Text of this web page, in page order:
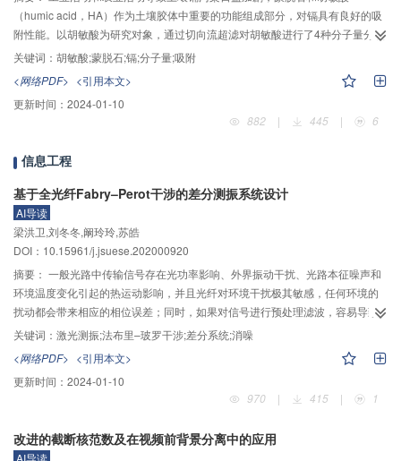
（humic acid，HA）作为土壤胶体中重要的功能组成部分，对镉具有良好的吸
附性能。以胡敏酸为研究对象，通过切向流超滤对胡敏酸进行了4种分子量分级
（<10 kDa，HA1；10～50 kDa，HA2；50～100 kDa，HA3；>100 kDa，
HA4），结合傅里叶变换红外光谱分析（FTIR）、元素测定、官能团滴定等表
征分析，研究不同分子量胡敏酸对蒙脱石吸附镉的影响及作用机制。研究结果
表明：随着胡敏酸分子量的增加，胡敏酸所含的羟基和羧基量减少而酚羟基和
甲基的含量增加，芳香度变大，疏水性增强，pH值逐渐增大。三元体系中蒙脱
50 mg/L时，HA、HA1、HA2、HA3、HA4与蒙脱石的复合体系对镉的吸附量
分别为1.99、2.11、2.46、4.12、4.88 mg/g；各分子量胡敏酸作用下体系吸附
的镉均以可还原态为主。胡敏酸分子量越小，越容易竞争吸附蒙脱石表面已结
合的镉，并由于其强亲水性会将吸附的镉带入溶液中，使体系吸附的镉含量减
少；随着胡敏酸分子量的增大，其与蒙脱石表面的竞争吸附作用减小，且此时
胡敏酸进入蒙脱石层间的难度增大，在疏水作用下，吸附了镉的大分子胡敏酸
会覆盖在蒙脱石表面，从而增加体系对镉的吸附量。
关键词： 胡敏酸;蒙脱石;镉;分子量;吸附
<网络PDF> <引用本文>
更新时间： 2024-01-10
882
| 445 | 6
信息工程
基于全光纤Fabry–Perot干涉的差分测振系统设计
AI导读
梁洪卫,刘冬冬,阚玲玲,苏皓
DOI：10.15961/j.jsuese.202000920
摘要： 一般光路中传输信号存在光功率影响、外界振动干扰、光路本征噪声和
环境温度变化引起的热运动影响，并且光纤对环境干扰极其敏感，任何环境的
扰动都会带来相应的相位误差；同时，如果对信号进行预处理滤波，容易导致
一些微小信息丢失，增大重构误差。针对微米级振动测量中内部共模噪声影响
测量精度且增大重构误差的问题，建立了一种基于全光纤Fabry–Perot（F–P）
干涉的差分测量系统。首先，根据F–P干涉原理的相位方程及2×2单模光纤耦合
器在传输过程中直通臂和耦合臂具有90°的相位差特性，通过推导得到结构中两
输出端探测器接收的信号大小相等、方向相反。然后，经两信号做差可以增大
信号进行重构位移分析，实验结果表明：在镜面2 μm正弦振动中，合成信号的
关键词： 激光测振;法布里–玻罗干涉;差分系统;消噪
<网络PDF> <引用本文>
更新时间： 2024-01-10
970
| 415 | 1
改进的截断核范数及在视频前背景分离中的应用